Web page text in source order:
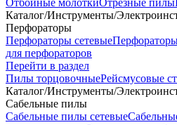
Отбойные молоткиОтрезные пилы
Каталог/Инструменты/
Перфораторы
Перфораторы сетевые
для перфораторов
Перейти в раздел
Пилы торцовочныеРейсмусовые
Каталог/Инструменты/
Сабельные пилы
Сабельные пилы сетевые